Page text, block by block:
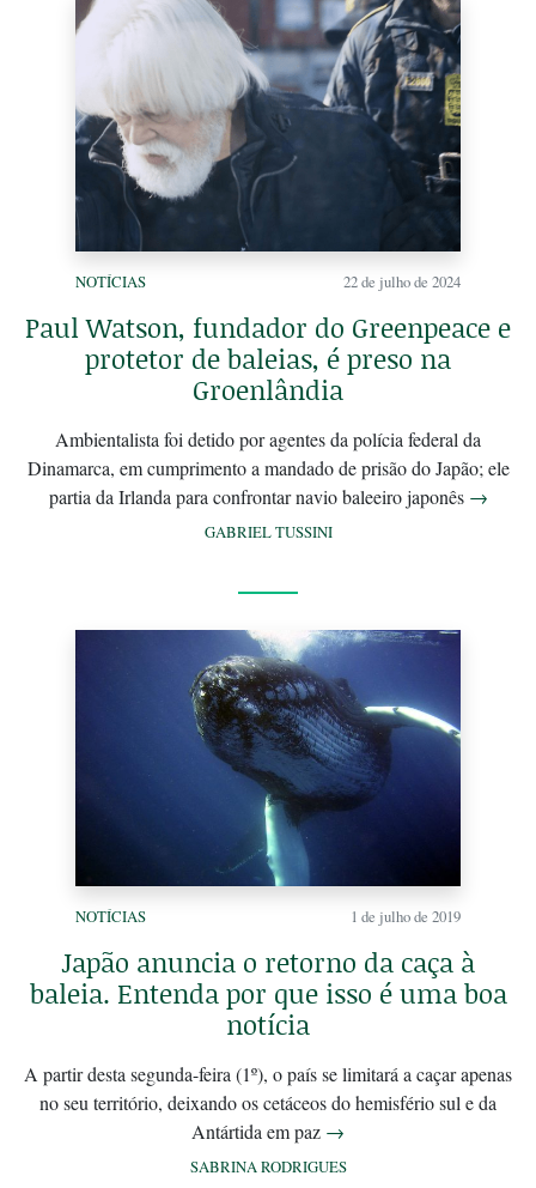
NOTÍCIAS 22 de julho de 2024
Paul Watson, fundador do Greenpeace e
protetor de baleias, é preso na
Groenlândia
Ambientalista foi detido por agentes da polícia federal da
Dinamarca, em cumprimento a mandado de prisão do Japão; ele
partia da Irlanda para confrontar navio baleeiro japonês →
GABRIEL TUSSINI
NOTÍCIAS 1 de julho de 2019
Japão anuncia o retorno da caça à
baleia. Entenda por que isso é uma boa
notícia
A partir desta segunda-feira (1º), o país se limitará a caçar apenas
no seu território, deixando os cetáceos do hemisfério sul e da
Antártida em paz →
SABRINA RODRIGUES